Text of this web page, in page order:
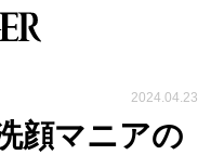
2024.04.23
顔マニアの